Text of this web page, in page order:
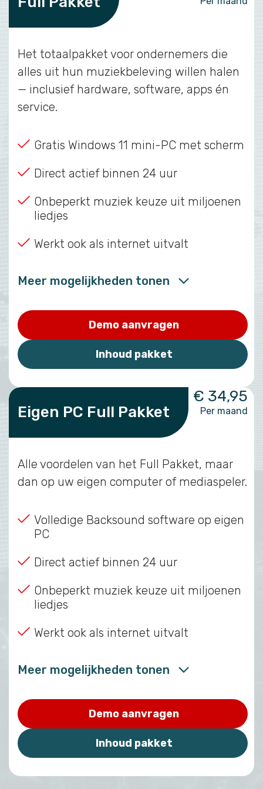
Het totaalpakket voor ondernemers die
alles uit hun muziekbeleving willen halen
— inclusief hardware, software, apps én
service.
Gratis Windows 11 mini-PC met scherm
Direct actief binnen 24 uur
Onbeperkt muziek keuze uit miljoenen
liedjes
Werkt ook als internet uitvalt
Meer mogelijkheden tonen
Demo aanvragen
Inhoud pakket
Eigen PC Full Pakket
€ 34,95
Per maand
Alle voordelen van het Full Pakket, maar
dan op uw eigen computer of mediaspeler.
Volledige Backsound software op eigen
PC
Direct actief binnen 24 uur
Onbeperkt muziek keuze uit miljoenen
liedjes
Werkt ook als internet uitvalt
Meer mogelijkheden tonen
Demo aanvragen
Inhoud pakket